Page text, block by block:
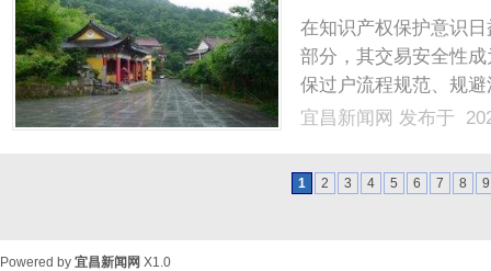
在知识产权保护意识
部分，其交易安全性
保过户流程规范、规
必须掌握的关键技能
别与防范1、权属清晰
宜昌新闻网 发布于
1 2 3 4 5 6 7 8 9
Powered by 宜昌新闻网 X1.0